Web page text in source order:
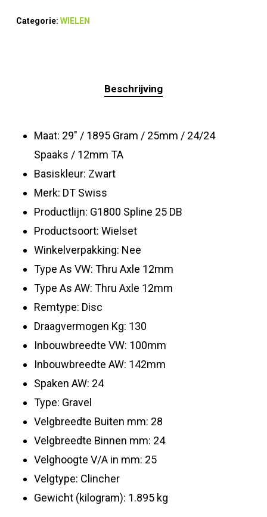
Categorie: WIELEN
Beschrijving
Maat: 29″ / 1895 Gram / 25mm / 24/24
Spaaks / 12mm TA
Basiskleur: Zwart
Merk: DT Swiss
Productlijn: G1800 Spline 25 DB
Productsoort: Wielset
Winkelverpakking: Nee
Type As VW: Thru Axle 12mm
Type As AW: Thru Axle 12mm
Remtype: Disc
Draagvermogen Kg: 130
Inbouwbreedte VW: 100mm
Inbouwbreedte AW: 142mm
Spaken AW: 24
Type: Gravel
Velgbreedte Buiten mm: 28
Velgbreedte Binnen mm: 24
Velghoogte V/A in mm: 25
Velgtype: Clincher
Gewicht (kilogram): 1.895 kg